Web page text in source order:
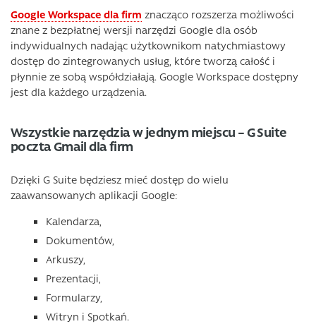
Google Workspace dla firm znacząco rozszerza możliwości
znane z bezpłatnej wersji narzędzi Google dla osób
indywidualnych nadając użytkownikom natychmiastowy
dostęp do zintegrowanych usług, które tworzą całość i
płynnie ze sobą współdziałają. Google Workspace dostępny
jest dla każdego urządzenia.
Wszystkie narzędzia w jednym miejscu – G Suite
poczta Gmail dla firm
Dzięki G Suite będziesz mieć dostęp do wielu
zaawansowanych aplikacji Google:
Kalendarza,
Dokumentów,
Arkuszy,
Prezentacji,
Formularzy,
Witryn i Spotkań.